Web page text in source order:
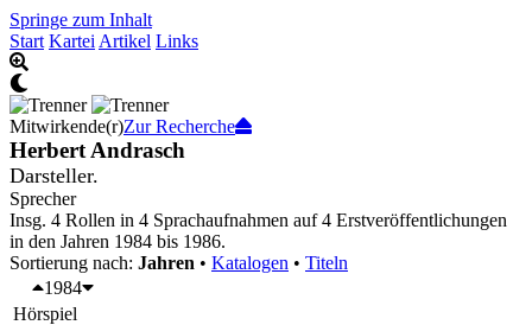
Springe zum Inhalt
Start Kartei Artikel Links
Mitwirkende(r)Zur Recherche
Herbert Andrasch
Darsteller.
Sprecher
Insg. 4 Rollen in 4 Sprachaufnahmen auf 4 Erstveröffentlichungen
in den Jahren 1984 bis 1986.
Sortierung nach: Jahren • Katalogen • Titeln
1984
Hörspiel